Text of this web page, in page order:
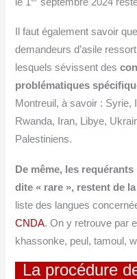
Il faut également savoir
demandeurs d’asile
lesquels sévissent des
problématiques
Montreuil, à savoir : Syrie,
Rwanda, Iran, Libye,
Palestiniens.
De même, les
dite « rare », restent de
liste des langues
CNDA. On y retrouve par
khassonke, peul, tamoul,
La procédure